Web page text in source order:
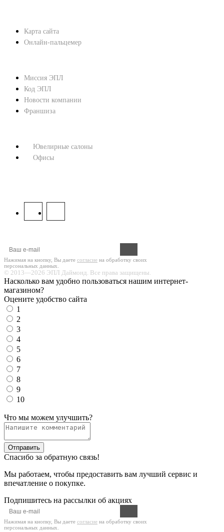
Карта сайта
Онлайн-пальцемер
Миссия ЭПЛ
Код ЭПЛ
Новости компании
Франшиза
Ювелирные салоны
Офисы
Нажимая на кнопку, Вы даете согласие на обработку своих
персональных данных.
© 2013—2026 ЭПЛ Даймонд. Все права защищены.
Насколько вам удобно пользоваться нашим интернет-
магазином?
Оцените удобство сайта
1
2
3
4
5
6
7
8
9
10
Что мы можем улучшить?
Отправить
Спасибо за обратную связь!
Мы работаем, чтобы предоставить вам лучший сервис и
впечатление о покупке.
Подпишитесь на рассылки об акциях
Нажимая на кнопку, Вы даете согласие на обработку своих
персональных данных.